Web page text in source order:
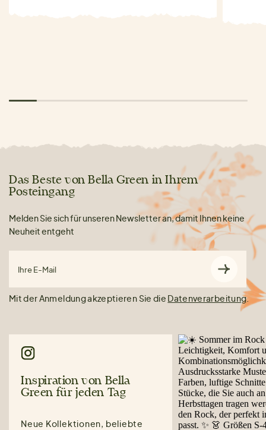
Das Beste von Bella Green in Ihrem
Posteingang
Melden Sie sich für unseren Newsletter an, damit Ihnen keine
Neuheit entgeht
Ihre E-Mail
Mit der Anmeldung akzeptieren Sie die Datenverarbeitung.
Inspiration von Bella
Green für jeden Tag
Neue Kollektionen, beliebte